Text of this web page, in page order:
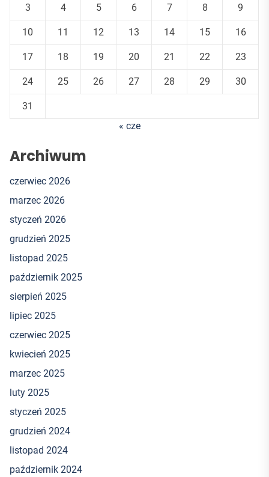
3 4 5 6 7 8 9
10 11 12 13 14 15 16
17 18 19 20 21 22 23
24 25 26 27 28 29 30
31
« cze
Archiwum
czerwiec 2026
marzec 2026
styczeń 2026
grudzień 2025
listopad 2025
październik 2025
sierpień 2025
lipiec 2025
czerwiec 2025
kwiecień 2025
marzec 2025
luty 2025
styczeń 2025
grudzień 2024
listopad 2024
październik 2024